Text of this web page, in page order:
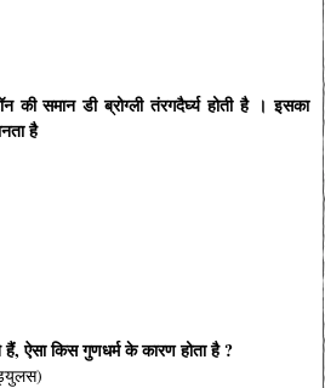
समान डी ब्रोग्ली तंरगदैर्घ्य होती है । इसका
है
ऐसा किस गुणधर्म के कारण होता है ?